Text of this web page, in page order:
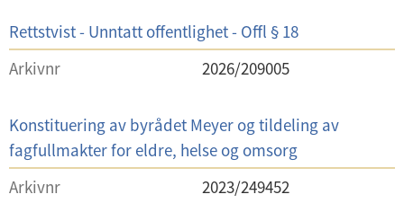
l
i
t
e
l
S
a
k
t
i
t
Rettstvist - Unntatt offentlighet - Offl § 18
Arkivnr
2026/209005
S
a
k
s
Konstituering av byrådet Meyer og tildeling av
fagfullmakter for eldre, helse og omsorg
Arkivnr
2023/249452